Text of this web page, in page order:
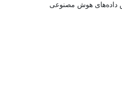
داده‌های هوش مصنوعی